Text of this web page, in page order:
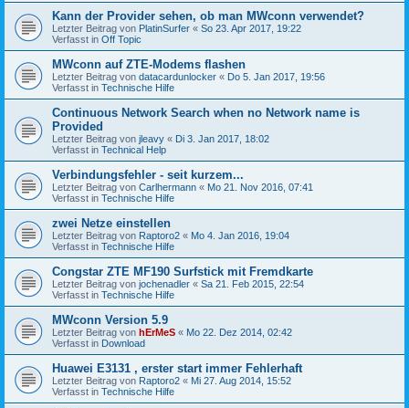
Kann der Provider sehen, ob man MWconn verwendet?
Letzter Beitrag von PlatinSurfer « So 23. Apr 2017, 19:22
Verfasst in Off Topic
MWconn auf ZTE-Modems flashen
Letzter Beitrag von datacardunlocker « Do 5. Jan 2017, 19:56
Verfasst in Technische Hilfe
Continuous Network Search when no Network name is
Provided
Letzter Beitrag von jleavy « Di 3. Jan 2017, 18:02
Verfasst in Technical Help
Verbindungsfehler - seit kurzem...
Letzter Beitrag von Carlhermann « Mo 21. Nov 2016, 07:41
Verfasst in Technische Hilfe
zwei Netze einstellen
Letzter Beitrag von Raptoro2 « Mo 4. Jan 2016, 19:04
Verfasst in Technische Hilfe
Congstar ZTE MF190 Surfstick mit Fremdkarte
Letzter Beitrag von jochenadler « Sa 21. Feb 2015, 22:54
Verfasst in Technische Hilfe
MWconn Version 5.9
Letzter Beitrag von hErMeS « Mo 22. Dez 2014, 02:42
Verfasst in Download
Huawei E3131 , erster start immer Fehlerhaft
Letzter Beitrag von Raptoro2 « Mi 27. Aug 2014, 15:52
Verfasst in Technische Hilfe